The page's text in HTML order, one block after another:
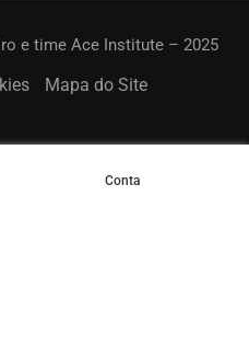
e time Ace Institute – 2025
Mapa do Site
Conta